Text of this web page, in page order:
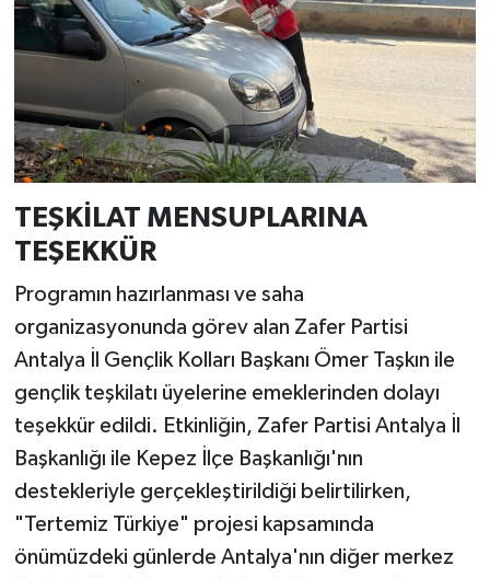
TEŞKİLAT MENSUPLARINA
TEŞEKKÜR
Programın hazırlanması ve saha
organizasyonunda görev alan Zafer Partisi
Antalya İl Gençlik Kolları Başkanı Ömer Taşkın ile
gençlik teşkilatı üyelerine emeklerinden dolayı
teşekkür edildi. Etkinliğin, Zafer Partisi Antalya İl
Başkanlığı ile Kepez İlçe Başkanlığı'nın
destekleriyle gerçekleştirildiği belirtilirken,
"Tertemiz Türkiye" projesi kapsamında
önümüzdeki günlerde Antalya'nın diğer merkez